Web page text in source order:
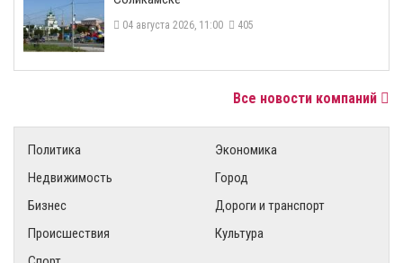
04 августа 2026, 11:00 405
Все новости компаний
Политика
Экономика
Недвижимость
Город
Бизнес
Дороги и транспорт
Происшествия
Культура